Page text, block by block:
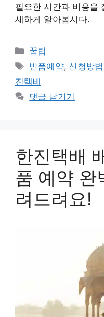
필요한 시간과 비용을
세하게 알아봅시다.
카
테
리
꿀팁
태
그
반품예약, 신청방법
진택배
댓글 남기기
한진택배
품 예약 완
려드려요!